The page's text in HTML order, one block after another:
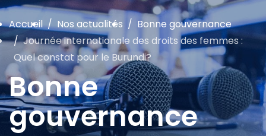
Bonne
gouvernance
Accueil Nos actualités
Bonne gouvernance
Journée internationale des droits des femmes :
Quel constat pour le Burundi?